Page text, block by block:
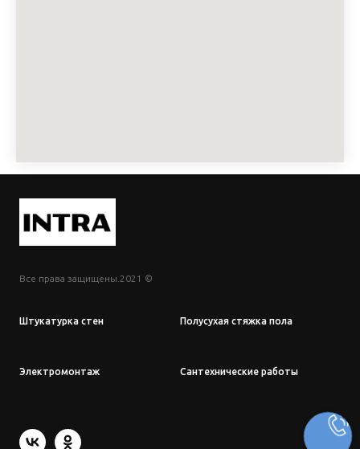
Все права защищены.2021 ©
Штукатурка стен Полусухая стяжка пола
Электромонтаж Сантехнические работы